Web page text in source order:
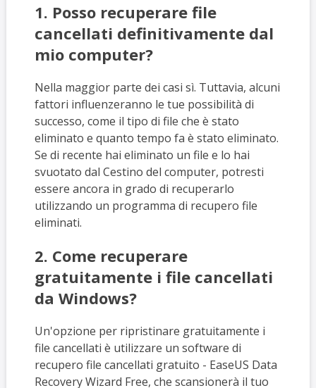
1. Posso recuperare file
cancellati definitivamente dal
mio computer?
Nella maggior parte dei casi sì. Tuttavia, alcuni
fattori influenzeranno le tue possibilità di
successo, come il tipo di file che è stato
eliminato e quanto tempo fa è stato eliminato.
Se di recente hai eliminato un file e lo hai
svuotato dal Cestino del computer, potresti
essere ancora in grado di recuperarlo
utilizzando un programma di recupero file
eliminati.
2. Come recuperare
gratuitamente i file cancellati
da Windows?
Un'opzione per ripristinare gratuitamente i
file cancellati è utilizzare un software di
recupero file cancellati gratuito - EaseUS Data
Recovery Wizard Free, che scansionerà il tuo